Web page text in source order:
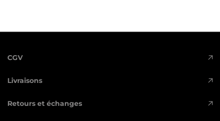
CGV
Livraisons
Retours et échanges